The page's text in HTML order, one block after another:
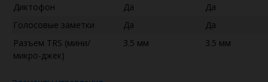
Диктофон
Да
Да
Голосовые заметки
Да
Да
Разъем TRS (мини/
микро-джек)
3.5 мм 3.5 мм